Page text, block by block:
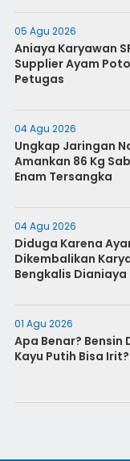
05 Agu 2026
Aniaya Karyawan
Supplier Ayam
Petugas
04 Agu 2026
Ungkap Jaringan
Amankan 86 Kg
Enam Tersangka
04 Agu 2026
Diduga Karena
Dikembalikan
Bengkalis Dianiaya
01 Agu 2026
Apa Benar?
Kayu Putih Bisa Irit?